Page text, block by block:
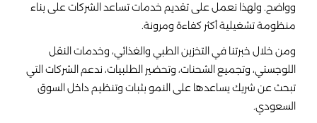
وواضح. ولهذا نعمل على تقديم خدمات تساعد الشركات على بناء
منظومة تشغيلية أكثر كفاءة ومرونة.
ومن خلال خبرتنا في التخزين الطبي والغذائي، وخدمات النقل
اللوجستي، وتجميع الشحنات، وتحضير الطلبيات، ندعم الشركات التي
تبحث عن شريك يساعدها على النمو بثبات وتنظيم داخل السوق
السعودي.